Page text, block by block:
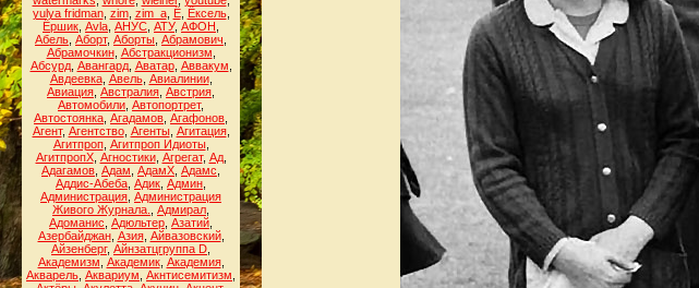
yulya fridman, zim, zim_a, Ё, Ёксель,
Ёршик Аvla АНУС АТУ, АФОН
Абель Аборт, Аборты Абрамович
Абрамочкин, Абстракционизм
Абсурд, Авангард, Аватар, Аввакум
Авдеевка, Авель, Авиалинии,
Авиация Австралия Австрия
Автомобили Автопортрет,
Автостоянка Агадамов Агафонов
Агент, Агентство, Агенты, Агитация,
Агитпроп, Агитпроп Идиоты,
АгитпропХ, Агностики, Агрегат, Ад,
Адагамов Адам АдамХ Адамс
Аддис-Абеба Адик Админ
Администрация Администрация
Живого Журнала.
Адмирал
Адоманис Адюльтер Азатий
Азербайджан, Азия, Айвазовский,
Айзенберг, Айнзатцгруппа D
Академизм Академик, Академия,
Акварель Аквариум Акнтисемитизм